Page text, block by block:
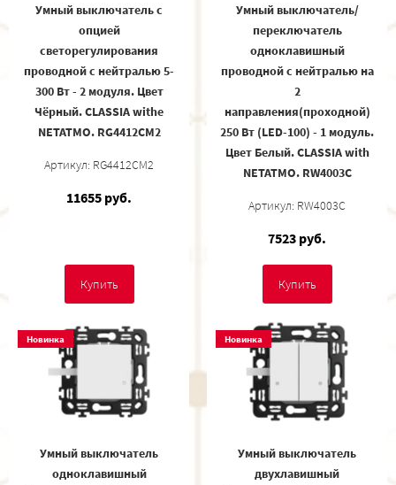
Умный выключатель с
опцией
светорегулирования
проводной с нейтралью 5-
300 Вт - 2 модуля. Цвет
Чёрный. CLASSIA withe
NETATMO. RG4412CM2
Артикул: RG4412CM2
11655 руб.
Купить
Умный выключатель/
переключатель
одноклавишный
проводной с нейтралью на
2
направления(проходной)
250 Вт (LED-100) - 1 модуль.
Цвет Белый. CLASSIA with
NETATMO. RW4003C
Артикул: RW4003C
7523 руб.
Купить
Новинка
Умный выключатель
одноклавишный
Новинка
Умный выключатель
двухлавишный